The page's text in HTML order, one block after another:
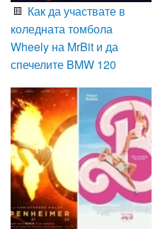
Как да участвате в
коледната томбола
Wheely на MrBit и да
спечелите BMW 120